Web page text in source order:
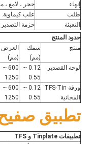
إنهاء
حجر ، لامع ،
طلب
علب
التعبئة
حزمة التصدير
حدود المنتج
منتج
سمك
(مم)
العرض
(مم)
لوحة القصدير
0.12 ~
0.55
600 ~
1250
ورقة TFS-Tin
المجانية
0.12 ~
0.55
600 ~
1250
تطبيق
تطبيقات Tinplate و TFS